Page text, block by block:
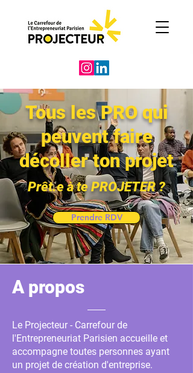
Tous les PRO qui
peuvent faire
décoller ton projet
Prêt.e à te PROJETER ?
Prendre RDV
A propos
Le Projecteur - Carrefour de
l'Entrepreneuriat Parisien accueille et
accompagne toutes personnes ayant
un projet de création d'entreprise.